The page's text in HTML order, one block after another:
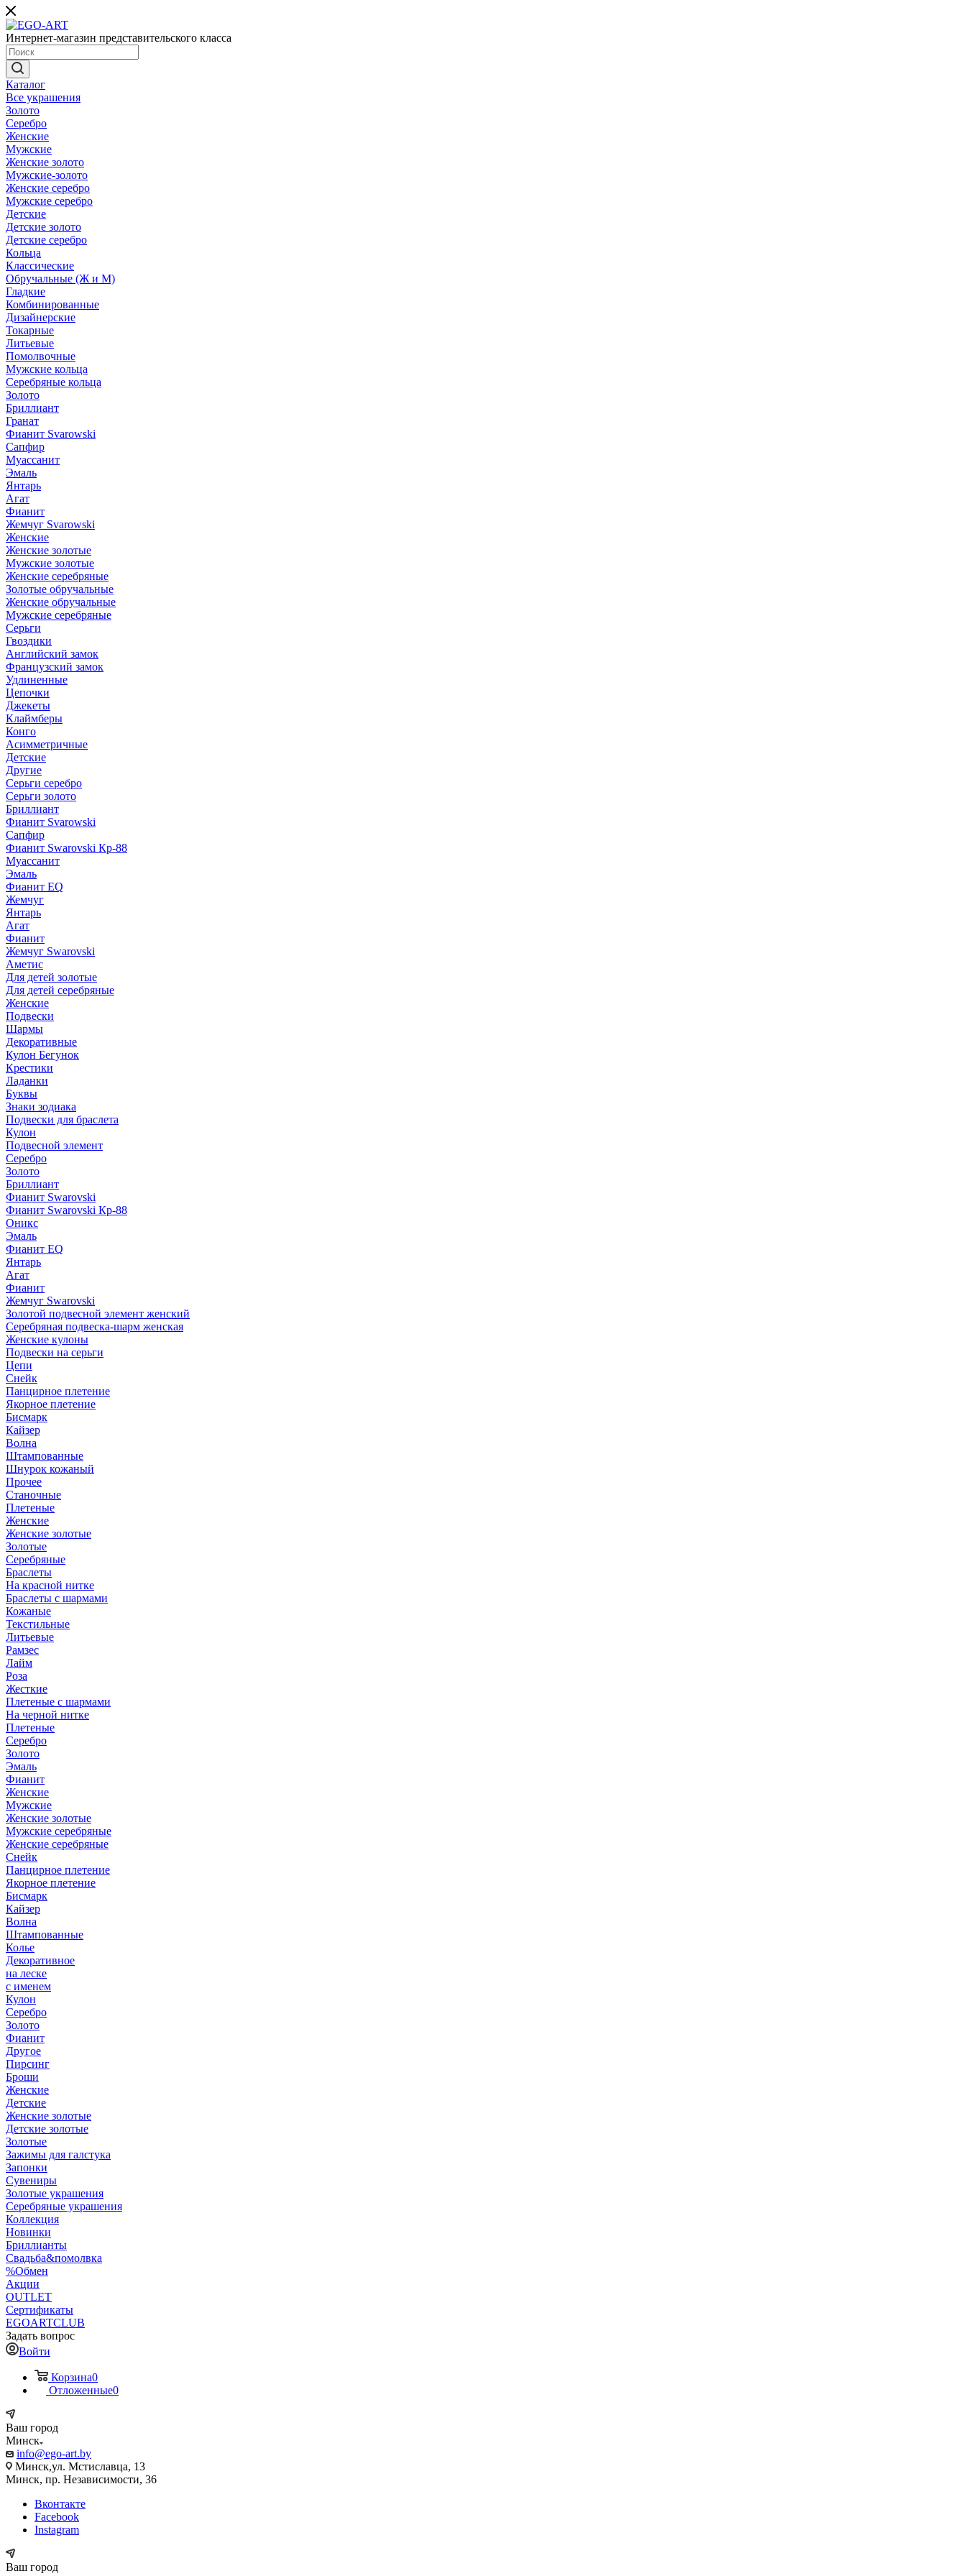
Интернет-магазин представительского класса
Каталог
Все украшения
Золото
Серебро
Женские
Мужские
Женские золото
Мужские-золото
Женские серебро
Мужские серебро
Детские
Детские золото
Детские серебро
Кольца
Классические
Обручальные (Ж и М)
Гладкие
Комбинированные
Дизайнерские
Токарные
Литьевые
Помолвочные
Мужские кольца
Серебряные кольца
Золото
Бриллиант
Гранат
Фианит Svarowski
Сапфир
Муассанит
Эмаль
Янтарь
Агат
Фианит
Жемчуг Svarowski
Женские
Женские золотые
Мужские золотые
Женские серебряные
Золотые обручальные
Женские обручальные
Мужские серебряные
Серьги
Гвоздики
Английский замок
Французский замок
Удлиненные
Цепочки
Джекеты
Клаймберы
Конго
Асимметричные
Детские
Другие
Серьги серебро
Серьги золото
Бриллиант
Фианит Svarowski
Сапфир
Фианит Swarovski Кр-88
Муассанит
Эмаль
Фианит EQ
Жемчуг
Янтарь
Агат
Фианит
Жемчуг Swarovski
Аметис
Для детей золотые
Для детей серебряные
Женские
Подвески
Шармы
Декоративные
Кулон Бегунок
Крестики
Ладанки
Буквы
Знаки зодиака
Подвески для браслета
Кулон
Подвесной элемент
Серебро
Золото
Бриллиант
Фианит Swarovski
Фианит Swarovski Кр-88
Оникс
Эмаль
Фианит EQ
Янтарь
Агат
Фианит
Жемчуг Swarovski
Золотой подвесной элемент женcкий
Серебряная подвеска-шарм женская
Женские кулоны
Подвески на серьги
Цепи
Снейк
Панцирное плетение
Якорное плетение
Бисмарк
Кайзер
Волна
Штампованные
Шнурок кожаный
Прочее
Станочные
Плетеные
Женские
Женские золотые
Золотые
Серебряные
Браслеты
На красной нитке
Браслеты с шармами
Кожаные
Текстильные
Литьевые
Рамзес
Лайм
Роза
Жесткие
Плетеные с шармами
На черной нитке
Плетеные
Серебро
Золото
Эмаль
Фианит
Женские
Мужские
Женские золотые
Мужские серебряные
Женские серебряные
Снейк
Панцирное плетение
Якорное плетение
Бисмарк
Кайзер
Волна
Штампованные
Колье
Декоративное
на леске
с именем
Кулон
Серебро
Золото
Фианит
Другое
Пирсинг
Броши
Женские
Детские
Женские золотые
Детские золотые
Золотые
Зажимы для галстука
Запонки
Сувениры
Золотые украшения
Серебряные украшения
Коллекция
Новинки
Бриллианты
Свадьба&помолвка
%Обмен
Акции
OUTLET
Сертификаты
EGOARTCLUB
Задать вопрос
Войти
Корзина0
Отложенные0
Ваш город
Минск
info@ego-art.by
Минск,ул. Мстиславца, 13
Минск, пр. Независимости, 36
Вконтакте
Facebook
Instagram
Ваш город